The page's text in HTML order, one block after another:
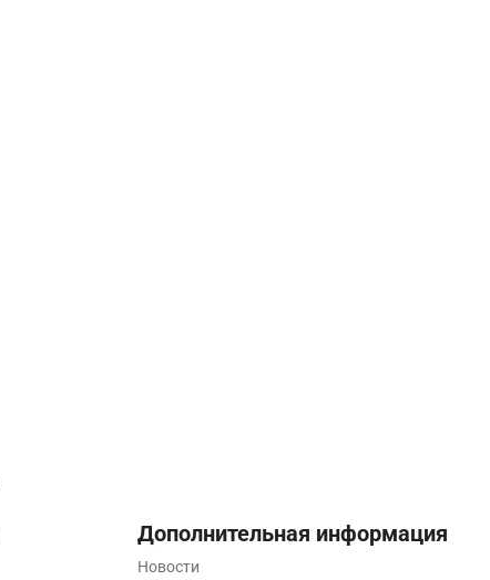
Дополнительная информация
Новости